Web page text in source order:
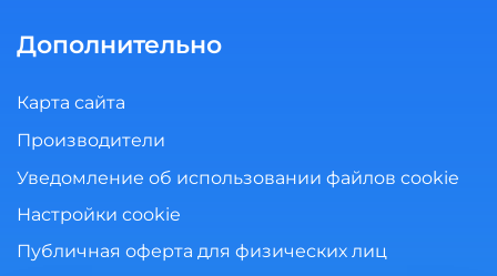
Дополнительно
Карта сайта
Производители
Уведомление об использовании файлов cookie
Настройки cookie
Публичная оферта для физических лиц